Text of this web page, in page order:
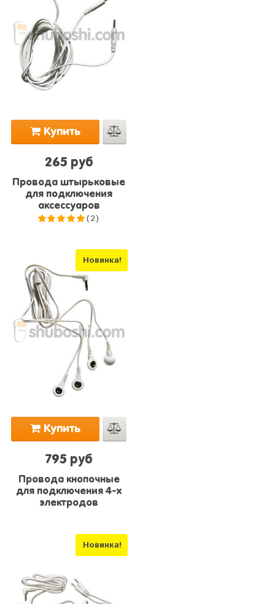
Купить
265 руб
Провода штырьковые
для подключения
аксессуаров
(2)
Новинка!
Купить
795 руб
Провода кнопочные
для подключения 4-х
электродов
Новинка!